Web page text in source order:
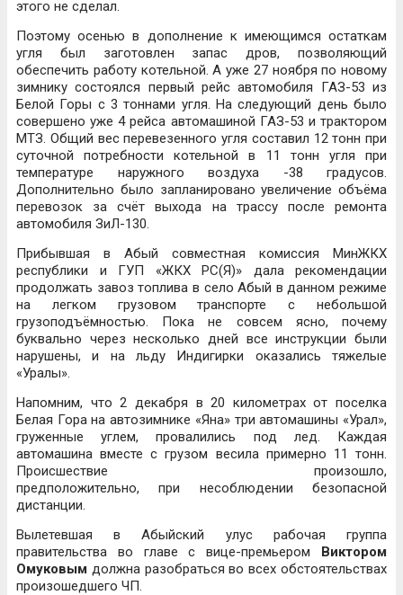
этого не сделал.
Поэтому осенью в дополнение к имеющимся остаткам
угля был заготовлен запас дров, позволяющий
обеспечить работу котельной. А уже 27 ноября по новому
зимнику состоялся первый рейс автомобиля ГАЗ-53 из
Белой Горы с 3 тоннами угля. На следующий день было
совершено уже 4 рейса автомашиной ГАЗ-53 и трактором
МТЗ. Общий вес перевезенного угля составил 12 тонн при
суточной потребности котельной в 11 тонн угля при
температуре наружного воздуха -38 градусов.
Дополнительно было запланировано увеличение объёма
перевозок за счёт выхода на трассу после ремонта
автомобиля ЗиЛ-130.
Прибывшая в Абый совместная комиссия МинЖКХ
республики и ГУП «ЖКХ РС(Я)» дала рекомендации
продолжать завоз топлива в село Абый в данном режиме
на легком грузовом транспорте с небольшой
грузоподъёмностью. Пока не совсем ясно, почему
буквально через несколько дней все инструкции были
нарушены, и на льду Индигирки оказались тяжелые
«Уралы».
Напомним, что 2 декабря в 20 километрах от поселка
Белая Гора на автозимнике «Яна» три автомашины «Урал»,
груженные углем, провалились под лед. Каждая
автомашина вместе с грузом весила примерно 11 тонн.
Происшествие произошло,
предположительно, при несоблюдении безопасной
дистанции.
Вылетевшая в Абыйский улус рабочая группа
правительства во главе с вице-премьером Виктором
Омуковым должна разобраться во всех обстоятельствах
произошедшего ЧП.